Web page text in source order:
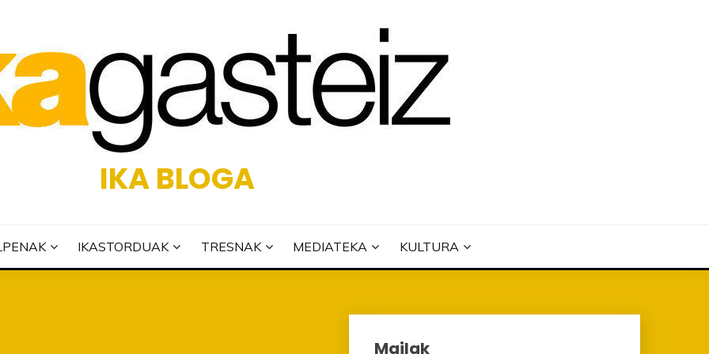
IKA BLOGA
IKASTORDUAK TRESNAK MEDIATEKA KULTURA
Mailak